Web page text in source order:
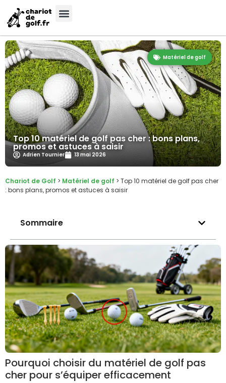
Matériel de golf
Top 10 matériel de golf pas cher : bons plans,
promos et astuces à saisir
Adrien Tournier 13 mai 2026
Chariot de Golf > Matériel de golf > Top 10 matériel de golf pas cher
: bons plans, promos et astuces à saisir
Sommaire
Pourquoi choisir du matériel de golf pas
cher pour s’équiper efficacement